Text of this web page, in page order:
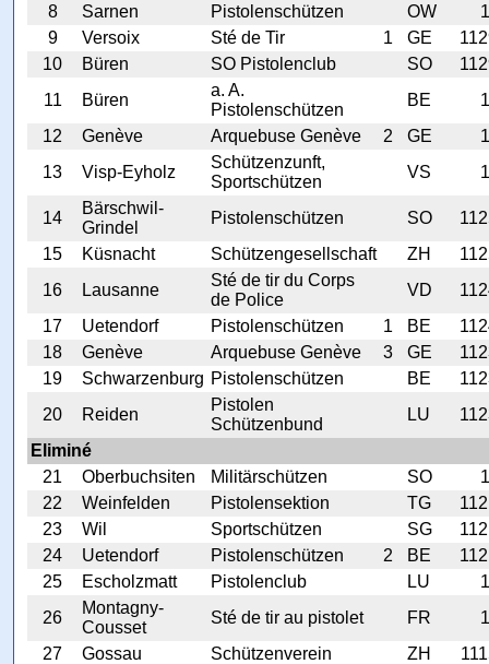
8 Sarnen Pistolenschützen OW
9
Versoix Sté de Tir 1 GE
10
Büren SO Pistolenclub SO
11
Büren
a. A.
Pistolenschützen
BE
12
Genève Arquebuse Genève 2 GE
13
Visp-Eyholz
Schützenzunft,
Sportschützen
VS
14
Bärschwil-
Grindel
Pistolenschützen SO
15
Küsnacht Schützengesellschaft ZH
16
Lausanne
Sté de tir du Corps
de Police
VD
17
Uetendorf Pistolenschützen 1 BE
18
Genève Arquebuse Genève 3 GE
19
Schwarzenburg Pistolenschützen BE
20
Reiden
Pistolen
Schützenbund
LU
Eliminé
21
Oberbuchsiten Militärschützen SO
22
Weinfelden Pistolensektion TG
23
Wil Sportschützen SG
24
Uetendorf Pistolenschützen 2 BE
25
Escholzmatt Pistolenclub LU
26
Montagny-
Cousset
Sté de tir au pistolet FR
27
Gossau Schützenverein ZH